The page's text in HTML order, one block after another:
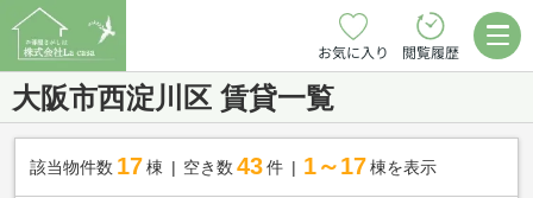
お気に入り 閲覧履歴
大阪市西淀川区 賃貸一覧
該当物件数 17棟 空き数 43 件 1～17 棟を表示